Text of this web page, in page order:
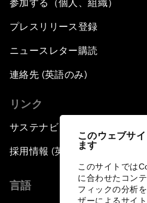
このウェブサ
ます
このサイトでは
に合わせたコン
フィックの分析
ザーによるサイ
参加する（個人、組織）
プレスリリース登録
ニュースレター購読
連絡先 (英語のみ)
リンク
サステナビリティへの取り組み
採用情報 (英語のみ)
言語